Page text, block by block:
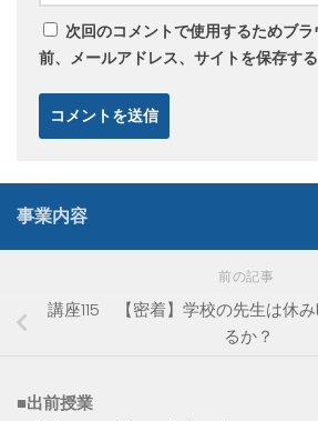
次回のコメントで使用するためブ
前、メールアドレス、サイトを保存する
事業内容
前の記事
講座115 【密着】学校の先生は休
るか？
■出前授業